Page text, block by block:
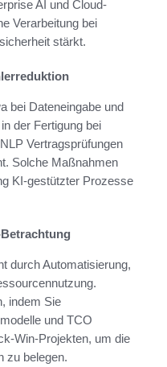
AI und Cloud-
Verarbeitung bei
stärkt.
bei Dateneingabe und
der Fertigung bei
Vertragsprüfungen
Solche Maßnahmen
KI-gestützter Prozesse
durch Automatisierung,
indem Sie
und TCO
Win-Projekten, um die
zu belegen.